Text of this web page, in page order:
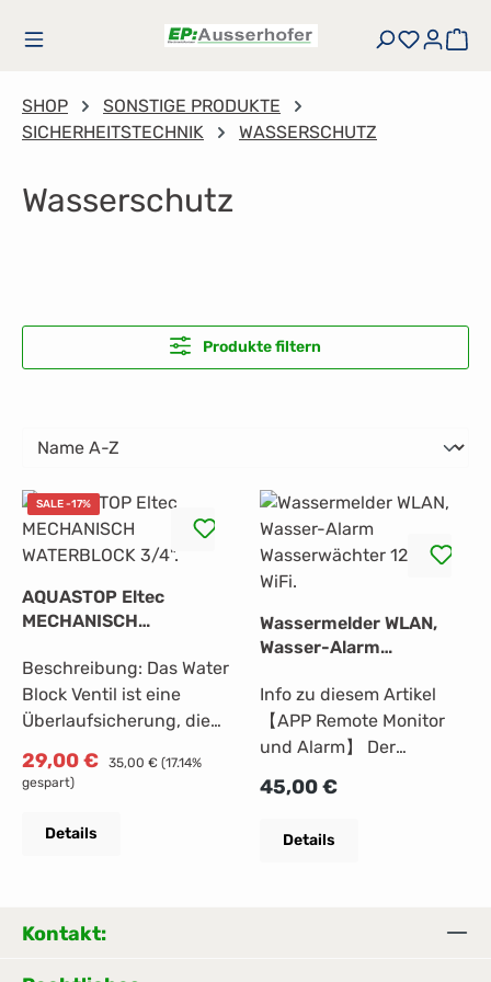
Zum Hauptinhalt springen
Du hast
SHOP
SONSTIGE PRODUKTE
SICHERHEITSTECHNIK
WASSERSCHUTZ
Wasserschutz
Produkte filtern
SALE -17%
AQUASTOP Eltec
MECHANISCH
Beschreibung: Das Water
Block Ventil ist eine
Überlaufsicherung, die
Wasserverbrauch
regelt. Seine Funktion
durchlaufen hat. Wenn
Verkaufspreis:
29,00 € Regulärer Preis:
35,00 € (17.14%
gespart)
Details
Wassermelder WLAN,
Wasser-Alarm
WiFi.
Info zu diesem Artikel
【APP Remote Monitor
und Alarm】 Der
über die Tuya- oder
überwacht werden. Er
einen Alarm über die App
Regulärer Preis:
45,00 €
Details
Kontakt: